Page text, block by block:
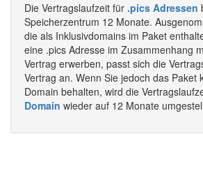
Die Vertragslaufzeit für .pics Adressen
Speicherzentrum 12 Monate.
die als Inklusivdomains im Paket
eine .pics Adresse im Zusammenhang
Vertrag erwerben, passt sich die
Vertrag an. Wenn Sie jedoch das Paket
Domain behalten, wird die
Domain wieder auf 12 Monate